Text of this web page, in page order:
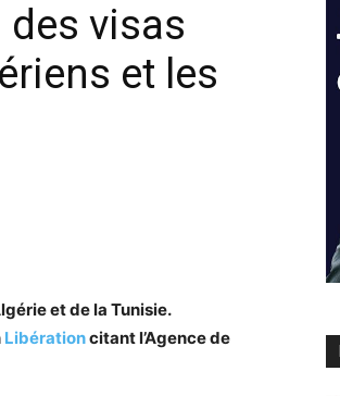
des visas
et les
et de la Tunisie.
Libérationcitant l’Agence de